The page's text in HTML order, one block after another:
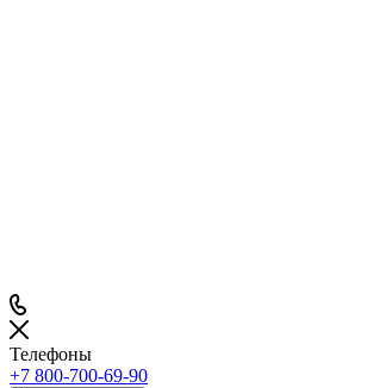
Телефоны
+7 800-700-69-90